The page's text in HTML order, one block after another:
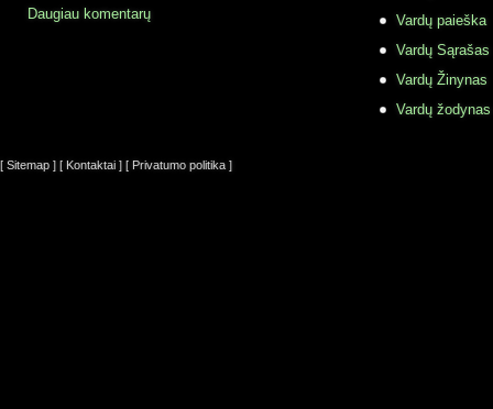
Daugiau komentarų
Vardų paieška
Vardų Sąrašas
Vardų Žinynas
Vardų
[ Sitemap ] [ Kontaktai ] [ Privatumo politika ]